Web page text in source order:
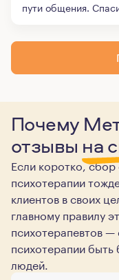
пути общения.
Почему
отзывы на
Если коротко, сбор
психотерапии
клиентов в своих
главному правилу
психотерапевтов
психотерапии быть
людей.